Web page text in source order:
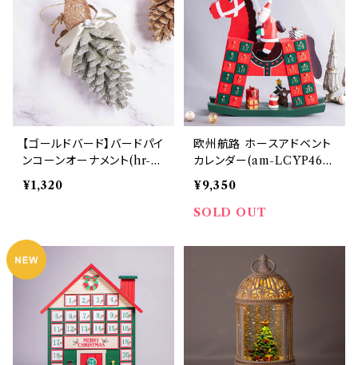
【ゴールドバード】バードパイ
ンコーンオーナメント(hr-10
618-GD)
¥1,320
欧州航路 ホースアドベント
カレンダー(am-LCYP461
¥9,350
SOLD OUT